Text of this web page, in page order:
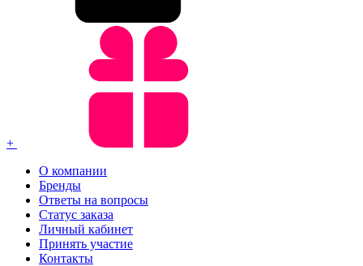
+
О компании
Бренды
Ответы на вопросы
Статус заказа
Личный кабинет
Принять участие
Контакты